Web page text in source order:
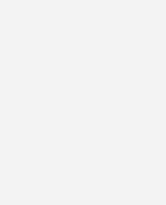
Handwerksbetrieben
sowie
der Beschäftigten zu
Unternehmen mit 3 bis
inklusive Handwerksbetrieben
die entsprechende
Beispiel Investitionen in